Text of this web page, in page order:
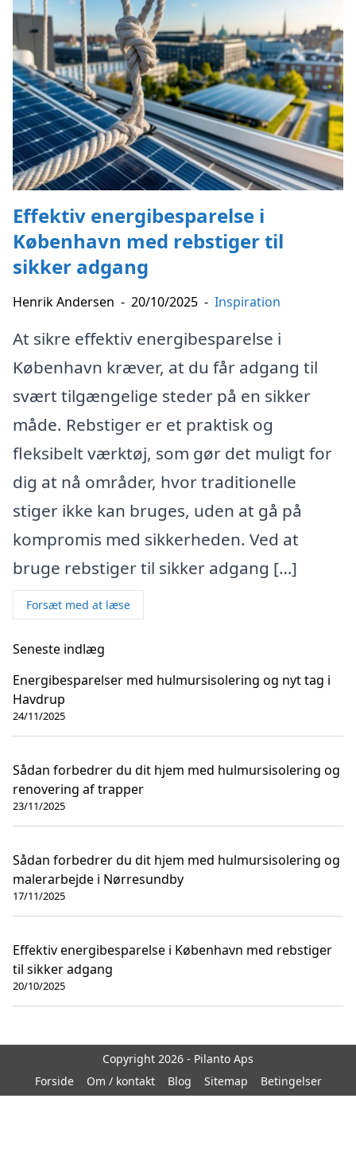
Effektiv energibesparelse i
København med rebstiger til
sikker adgang
Henrik Andersen - 20/10/2025 - Inspiration
At sikre effektiv energibesparelse i
København kræver, at du får adgang til
svært tilgængelige steder på en sikker
måde. Rebstiger er et praktisk og
fleksibelt værktøj, som gør det muligt for
dig at nå områder, hvor traditionelle
stiger ikke kan bruges, uden at gå på
kompromis med sikkerheden. Ved at
bruge rebstiger til sikker adgang […]
Forsæt med at læse
Seneste indlæg
Energibesparelser med hulmursisolering og nyt tag i
Havdrup
24/11/2025
Sådan forbedrer du dit hjem med hulmursisolering og
renovering af trapper
23/11/2025
Sådan forbedrer du dit hjem med hulmursisolering og
malerarbejde i Nørresundby
17/11/2025
Effektiv energibesparelse i København med rebstiger
til sikker adgang
20/10/2025
Copyright 2026 - Pilanto Aps
Forside
Om / kontakt Blog Sitemap Betingelser